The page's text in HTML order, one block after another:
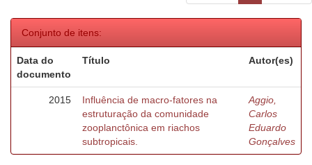
Conjunto de itens:
Data do
documento
Título Autor(es)
2015
Influência de macro-fatores na
estruturação da comunidade
zooplanctônica em riachos
subtropicais.
Aggio,
Carlos
Eduardo
Gonçalves